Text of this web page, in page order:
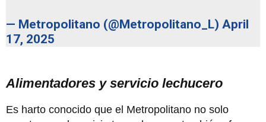
— Metropolitano (@Metropolitano_L) April
17, 2025
Alimentadores y servicio lechucero
Es harto conocido que el Metropolitano no solo